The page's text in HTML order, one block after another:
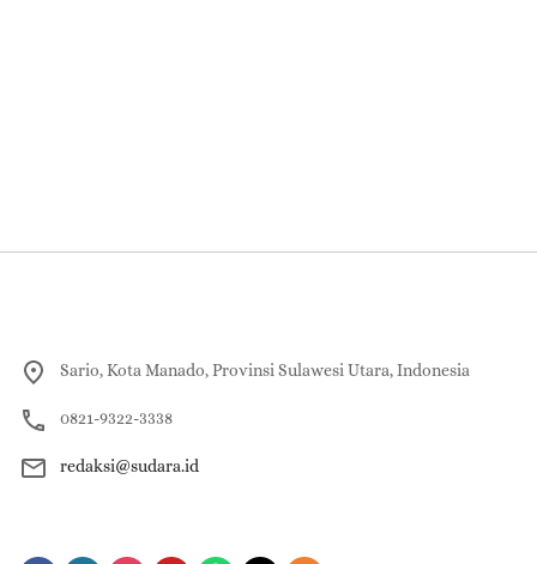
Sario, Kota Manado, Provinsi Sulawesi Utara, Indonesia
0821-9322-3338
redaksi@sudara.id